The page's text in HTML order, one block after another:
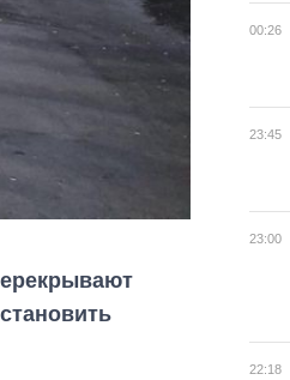
00:26
23:45
23:00
22:18